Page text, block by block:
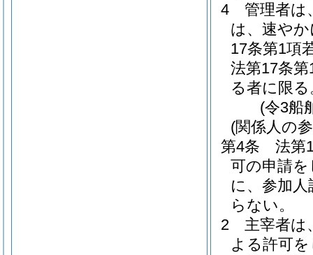
4
管理者は
は、速や
17条第1項
法第17条
る者に限る
(令3船
(関係人の
第4条
法第
可の申請
に、参加
らない。
2
主宰者は
よる許可